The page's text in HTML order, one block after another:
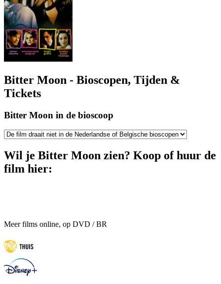
Bitter Moon - Bioscopen, Tijden &
Tickets
Bitter Moon in de bioscoop
Wil je Bitter Moon zien? Koop of huur de
film hier:
Meer films online, op DVD / BR